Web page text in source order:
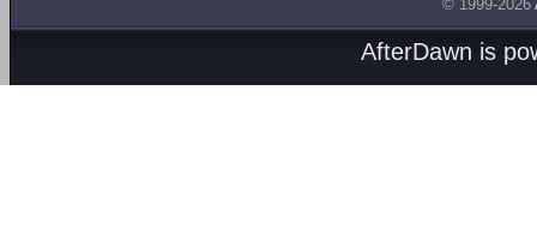
© 1999-2026
AfterDawn is